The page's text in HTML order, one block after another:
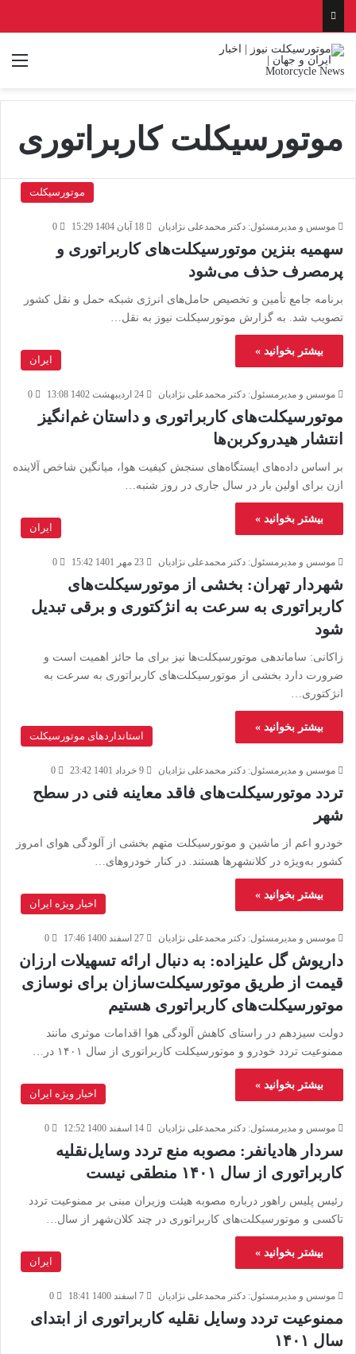
موتورسیکلت کاربراتوری
موتورسیکلت
موسس و مدیرمسئول: دکتر محمدعلی نژادیان 18 آبان 1404 15:29 0
سهمیه بنزین موتورسیکلت‌های کاربراتوری و
پرمصرف حذف می‌شود
برنامه جامع تأمين و تخصيص حامل‌های انرژی شبکه حمل و نقل کشور
تصویب شد. به گزارش موتورسیکلت نیوز به نقل…
بیشتر بخوانید »
ایران
موسس و مدیرمسئول: دکتر محمدعلی نژادیان 24 اردیبهشت 1402 13:08 0
موتورسیکلت‌های کاربراتوری و داستان غم‌انگیز
انتشار هیدروکربن‌ها
بر اساس داده‌های ایستگاه‌های سنجش کیفیت هوا، میانگین شاخص آلاینده
ازن برای اولین بار در سال جاری در روز شنبه…
بیشتر بخوانید »
ایران
موسس و مدیرمسئول: دکتر محمدعلی نژادیان 23 مهر 1401 15:42 0
شهردار تهران: بخشی از موتورسیکلت‌های
کاربراتوری به سرعت به انژکتوری و برقی تبدیل
شود
زاکانی: ساماندهی موتورسیکلت‌ها نیز برای ما حائز اهمیت است و
ضرورت دارد بخشی از موتورسیکلت‌های کاربراتوری به سرعت به
انژکتوری…
بیشتر بخوانید »
استانداردهای موتورسیکلت
موسس و مدیرمسئول: دکتر محمدعلی نژادیان 9 خرداد 1401 23:42 0
تردد موتورسیکلت‌های فاقد معاینه فنی در سطح
شهر
خودرو اعم از ماشین و موتورسیکلت متهم بخشی از آلودگی هوای امروز
کشور به‌ویژه در کلانشهرها هستند. در کنار خودروهای…
بیشتر بخوانید »
اخبار ویژه ایران
موسس و مدیرمسئول: دکتر محمدعلی نژادیان 27 اسفند 1400 17:46 0
داریوش گل علیزاده: به دنبال ارائه تسهیلات ارزان
قیمت از طریق موتورسیکلت‌سازان براى نوسازى
موتورسیکلت‌های كاربراتورى هستيم
دولت سیزدهم در راستای کاهش آلودگی هوا اقدامات موثری مانند
ممنوعیت تردد خودرو و موتورسیکلت کاربراتوری از سال ۱۴۰۱ در…
بیشتر بخوانید »
اخبار ویژه ایران
موسس و مدیرمسئول: دکتر محمدعلی نژادیان 14 اسفند 1400 12:52 0
سردار هادیانفر: مصوبه منع تردد وسایل‌نقلیه
کاربراتوری از سال ۱۴۰۱ منطقی نیست
رئیس پلیس راهور درباره مصوبه هیئت وزیران مبنی بر ممنوعیت تردد
تاکسی و موتورسیکلت‌های کاربراتوری در چند کلان‌شهر از سال…
بیشتر بخوانید »
ایران
موسس و مدیرمسئول: دکتر محمدعلی نژادیان 7 اسفند 1400 18:41 0
ممنوعیت تردد وسایل نقلیه کاربراتوری از ابتدای
سال ۱۴۰۱